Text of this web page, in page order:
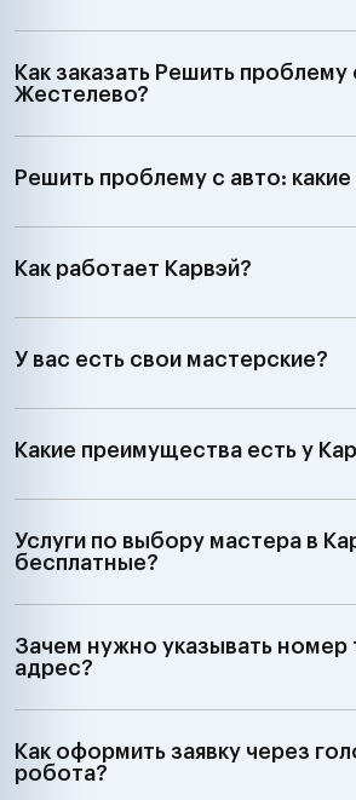
Как заказать Решить проблему
Жестелево?
Решить проблему с авто:
Как работает Карвэй?
У вас есть свои мастерские?
Какие преимущества есть у
Услуги по выбору мастера в
бесплатные?
Зачем нужно указывать номер
адрес?
Как оформить заявку через
робота?